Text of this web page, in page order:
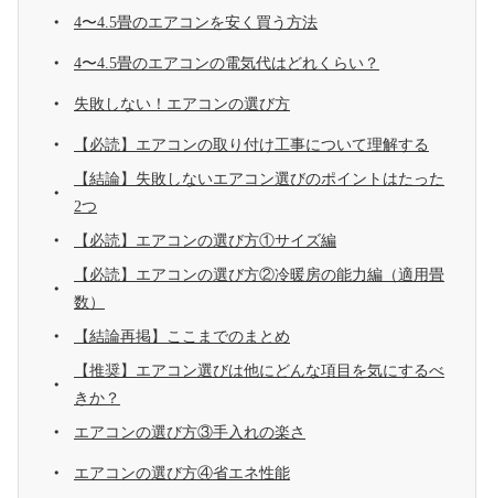
4〜4.5畳のエアコンを安く買う方法
4〜4.5畳のエアコンの電気代はどれくらい？
失敗しない！エアコンの選び方
【必読】エアコンの取り付け工事について理解する
【結論】失敗しないエアコン選びのポイントはたった
2つ
【必読】エアコンの選び方①サイズ編
【必読】エアコンの選び方②冷暖房の能力編（適用畳
数）
【結論再掲】ここまでのまとめ
【推奨】エアコン選びは他にどんな項目を気にするべ
きか？
エアコンの選び方③手入れの楽さ
エアコンの選び方④省エネ性能